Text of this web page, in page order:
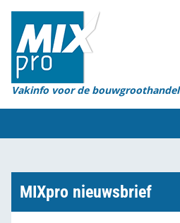
Vakinfo voor de bouwgroothandel
Home
Magazines
Organisaties
Marktcijfers
MIXpro nieuwsbrief